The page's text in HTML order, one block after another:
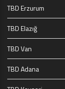
TBD Erzurum
TBD Elazığ
TBD Van
TBD Adana